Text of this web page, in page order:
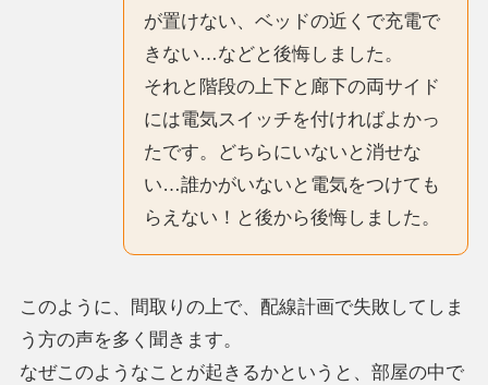
が置けない、ベッドの近くで充電で
きない…などと後悔しました。
それと階段の上下と廊下の両サイド
には電気スイッチを付ければよかっ
たです。どちらにいないと消せな
い…誰かがいないと電気をつけても
らえない！と後から後悔しました。
このように、間取りの上で、配線計画で失敗してしま
う方の声を多く聞きます。
なぜこのようなことが起きるかというと、部屋の中で